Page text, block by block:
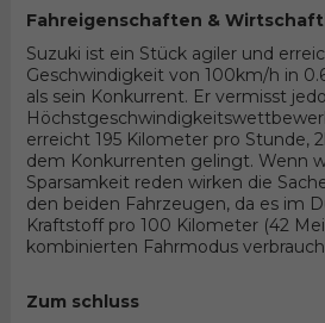
Fahreigenschaften &
Suzuki ist ein Stück agiler und
Geschwindigkeit von 100km/h in
als sein Konkurrent. Er vermisst
erreicht 195 Kilometer pro Stunde,
dem Konkurrenten gelingt. Wenn
Sparsamkeit reden wirken die
den beiden Fahrzeugen, da es im
Kraftstoff pro 100 Kilometer (42
kombinierten Fahrmodus
Zum schluss